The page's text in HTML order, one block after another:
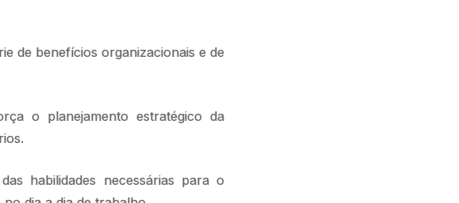
de benefícios organizacionais e de
o planejamento estratégico da
habilidades necessárias para o